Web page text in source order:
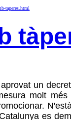
taperes.html
un
molt
es